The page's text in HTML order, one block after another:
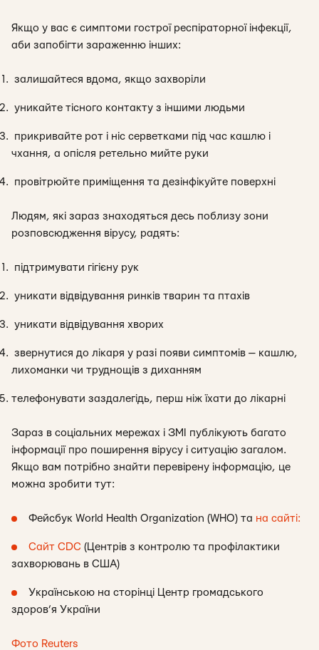
Якщо у вас є симптоми гострої респіраторної інфекції,
аби запобігти зараженню інших:
залишайтеся вдома, якщо захворіли
уникайте тісного контакту з іншими людьми
прикривайте рот і ніс серветками під час кашлю і
чхання, а опісля ретельно мийте руки
провітрюйте приміщення та дезінфікуйте поверхні
Людям, які зараз знаходяться десь поблизу зони
розповсюдження вірусу, радять:
підтримувати гігієну рук
уникати відвідування ринків тварин та птахів
уникати відвідування хворих
звернутися до лікаря у разі появи симптомів — кашлю,
лихоманки чи труднощів з диханням
телефонувати заздалегідь, перш ніж їхати до лікарні
Зараз в соціальних мережах і ЗМІ публікують багато
інформації про поширення вірусу і ситуацію загалом.
Якщо вам потрібно знайти перевірену інформацію, це
можна зробити тут:
Фейсбук World Health Organization (WHO) та на сайті:
Сайт CDC (Центрів з контролю та профілактики
захворювань в США)
Українською на сторінці Центр громадського
здоров’я України
Фото Reuters